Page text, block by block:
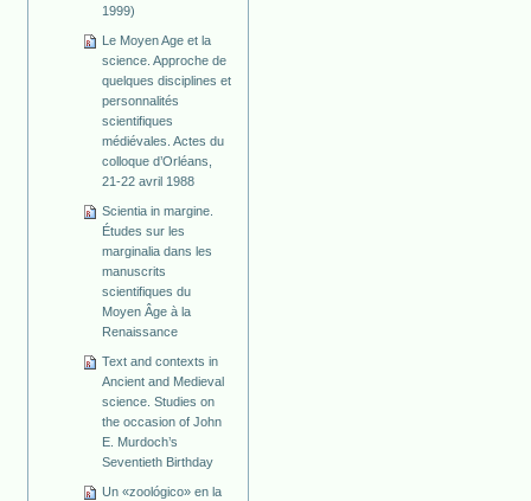
1999)
Le Moyen Age et la
science. Approche de
quelques disciplines et
personnalités
scientifiques
médiévales. Actes du
colloque d’Orléans,
21-22 avril 1988
Scientia in margine.
Études sur les
marginalia dans les
manuscrits
scientifiques du
Moyen Âge à la
Renaissance
Text and contexts in
Ancient and Medieval
science. Studies on
the occasion of John
E. Murdoch’s
Seventieth Birthday
Un «zoológico» en la